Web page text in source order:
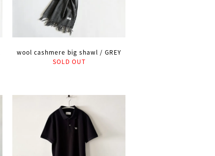
wool cashmere big shawl / GREY
SOLD OUT